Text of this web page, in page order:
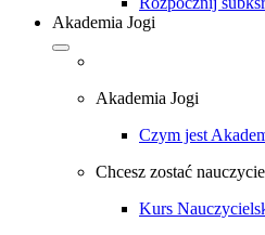
Akademia Jogi
Akademia Jogi
Czym jest
Chcesz zostać
Kurs